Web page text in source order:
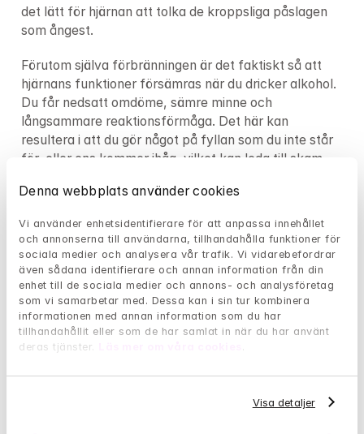
Denna webbplats använder cookies
Vi använder enhetsidentifierare för att anpassa innehållet
och annonserna till användarna, tillhandahålla funktioner för
sociala medier och analysera vår trafik. Vi vidarebefordrar
även sådana identifierare och annan information från din
enhet till de sociala medier och annons- och analysföretag
som vi samarbetar med. Dessa kan i sin tur kombinera
informationen med annan information som du har
tillhandahållit eller som de har samlat in när du har använt
deras tjänster.
Visa detaljer
det lätt för hjärnan att tolka de kroppsliga påslagen
som ångest.
Förutom själva förbränningen är det faktiskt så att
hjärnans funktioner försämras när du dricker alkohol.
Du får nedsatt omdöme, sämre minne och
långsammare reaktionsförmåga. Det här kan
resultera i att du gör något på fyllan som du inte står
för, eller ens kommer ihåg, vilket kan leda till skam
nedsatta av alkohol försöker hjärnan dessutom
alkoholen går ur kroppen påverkar stressen oss med
oro och ångest.
“Kemisk ångest”
Ångest dagen efter alkohol beskrivs ibland som
kemisk ångest. Det kan bero på att alkoholen frigör
ämnen och hormoner, som dopamin och endorfin,
som gör oss glada och minskar obehag i stunden.
återställa dessa nivåer, vilket gör att du känner dig